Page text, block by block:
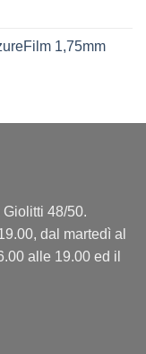
1,75mm
48/50.
dal martedì al
alle 19.00 ed il